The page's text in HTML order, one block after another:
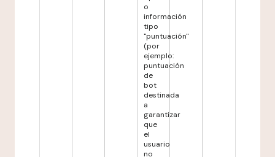
o
información
tipo
"puntuación"
(por
ejemplo:
puntuación
de
bot
destinada
a
garantizar
que
el
usuario
no